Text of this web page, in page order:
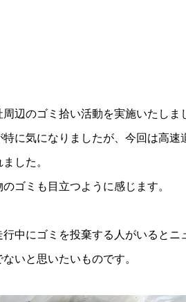
辺のゴミ拾い活動を実施いたしま
に気になりましたが、今回は高速
した。
ゴミも目立つように感じます。
行中にゴミを投棄する人がいると
いと思いたいものです。